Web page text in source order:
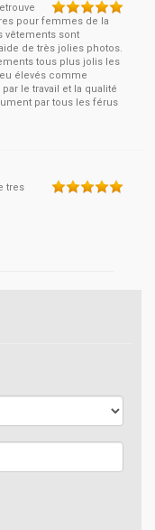
pour femmes de la
vêtements sont
de très jolies photos.
tous plus jolis les
élevés comme
le travail et la qualité
par tous les férus
tres